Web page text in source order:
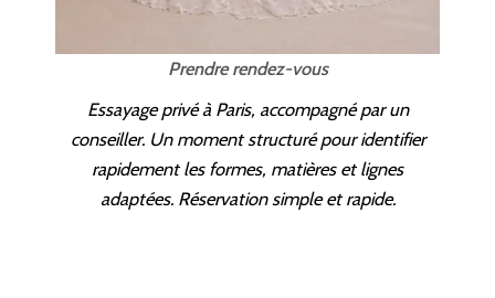
Prendre rendez-vous
Essayage privé à Paris, accompagné par un
conseiller. Un moment structuré pour identifier
rapidement les formes, matières et lignes
adaptées. Réservation simple et rapide.